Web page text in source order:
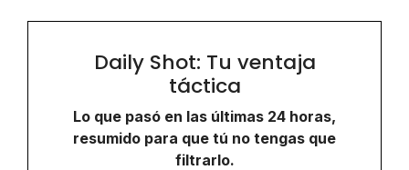
Daily Shot: Tu ventaja
táctica
Lo que pasó en las últimas 24 horas,
resumido para que tú no tengas que
filtrarlo.